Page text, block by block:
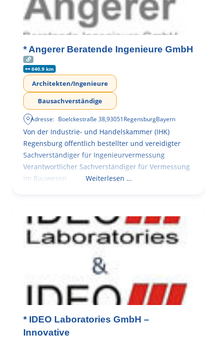
* Angerer Beratende Ingenieure GmbH
640.9 km
Architekten/Ingenieure
Bausachverständige
Adresse: Boelckestraße 38,93051RegensburgBayern
Von der Industrie- und Handelskammer (IHK)
Regensburg öffentlich bestellter und vereidigter
Sachverständiger für Ingenieurvermessung
Verantwortlicher Sachverständiger für Vermessung
im Bauwesen
Weiterlesen …
* IDEO Laboratories GmbH –
Innovative